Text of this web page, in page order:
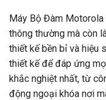
Máy Bộ Đàm
thông thường mà còn
thiết kế bền bỉ và hiệu
thiết kế để đáp ứng
khắc nghiệt nhất, từ
động ngoại khóa nơi